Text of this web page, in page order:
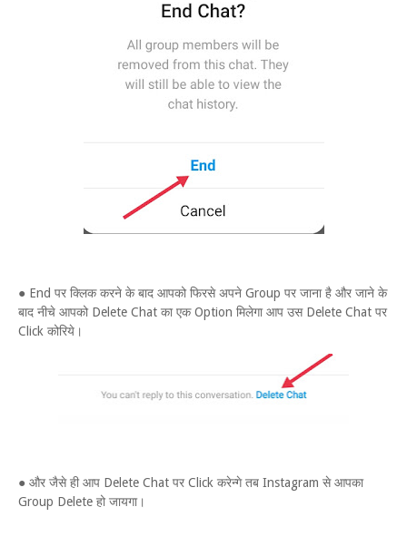
● End पर क्लिक करने के बाद आपको फिरसे अपने Group पर जाना है और जाने के
बाद नीचे आपको Delete Chat का एक Option मिलेगा आप उस Delete Chat पर
Click कोरिये।
● और जैसे ही आप Delete Chat पर Click करेन्गे तब Instagram से आपका
Group Delete हो जायगा।